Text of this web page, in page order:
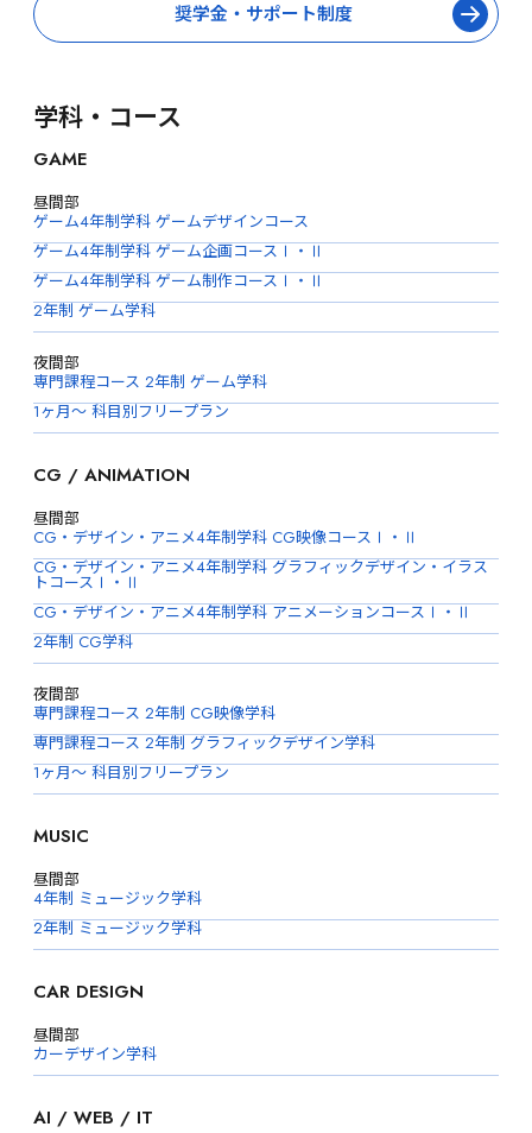
奨学金・サポート制度
学科・コース
GAME
昼間部
ゲーム4年制学科 ゲームデザインコース
ゲーム4年制学科 ゲーム企画コースⅠ・Ⅱ
ゲーム4年制学科 ゲーム制作コースⅠ・Ⅱ
2年制 ゲーム学科
夜間部
専門課程コース 2年制 ゲーム学科
1ヶ月〜 科目別フリープラン
CG / ANIMATION
昼間部
CG・デザイン・アニメ4年制学科 CG映像コースⅠ・Ⅱ
CG・デザイン・アニメ4年制学科 グラフィックデザイン・イラス
トコースⅠ・Ⅱ
CG・デザイン・アニメ4年制学科 アニメーションコースⅠ・Ⅱ
2年制 CG学科
夜間部
専門課程コース 2年制 CG映像学科
専門課程コース 2年制 グラフィックデザイン学科
1ヶ月〜 科目別フリープラン
MUSIC
昼間部
4年制 ミュージック学科
2年制 ミュージック学科
CAR DESIGN
昼間部
カーデザイン学科
AI / WEB / IT